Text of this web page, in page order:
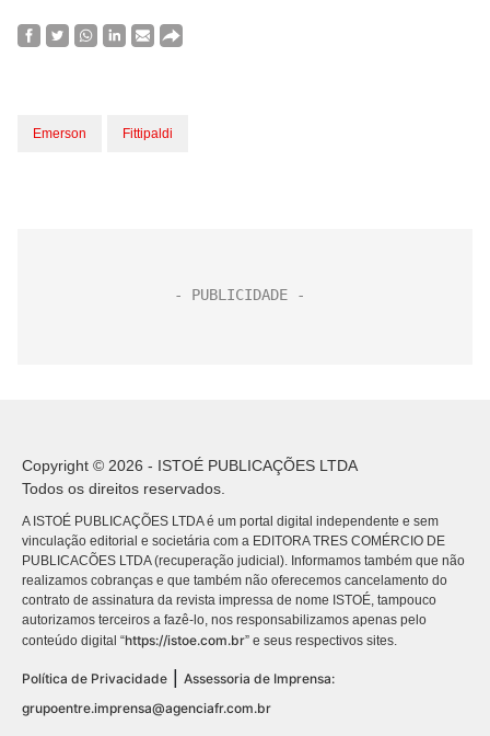
Emerson Fittipaldi
Copyright © 2026 - ISTOÉ PUBLICAÇÕES LTDA
Todos os direitos reservados.
A ISTOÉ PUBLICAÇÕES LTDA é um portal digital independente e sem
vinculação editorial e societária com a EDITORA TRES COMÉRCIO DE
PUBLICACÕES LTDA (recuperação judicial). Informamos também que não
realizamos cobranças e que também não oferecemos cancelamento do
contrato de assinatura da revista impressa de nome ISTOÉ, tampouco
autorizamos terceiros a fazê-lo, nos responsabilizamos apenas pelo
conteúdo digital “https://istoe.com.br” e seus respectivos sites.
Política de Privacidade
Assessoria de Imprensa:
grupoentre.imprensa@agenciafr.com.br